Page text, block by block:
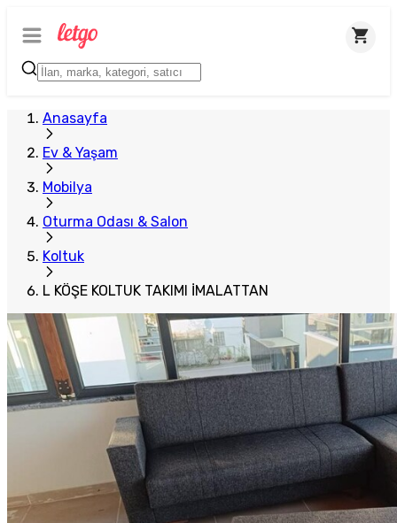
Anasayfa
Ev & Yaşam
Mobilya
Oturma Odası & Salon
Koltuk
L KÖŞE KOLTUK TAKIMI İMALATTAN
Plus Satıcı